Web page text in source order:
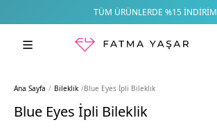
TÜM ÜRÜNLERDE %15 İNDIRIM
Ana Sayfa / Bileklik /Blue Eyes İpli Bileklik
Blue Eyes İpli Bileklik